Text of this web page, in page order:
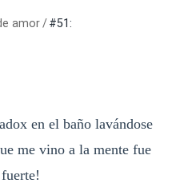
amor / #51:
en el baño lavándose
me vino a la mente fue